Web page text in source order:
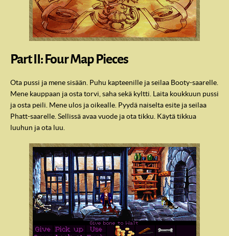
Part II: Four Map Pieces
Ota pussi ja mene sisään. Puhu kapteenille ja seilaa Booty-saarelle.
Mene kauppaan ja osta torvi, saha sekä kyltti. Laita koukkuun pussi
ja osta peili. Mene ulos ja oikealle. Pyydä naiselta esite ja seilaa
Phatt-saarelle. Sellissä avaa vuode ja ota tikku. Käytä tikkua
luuhun ja ota luu.